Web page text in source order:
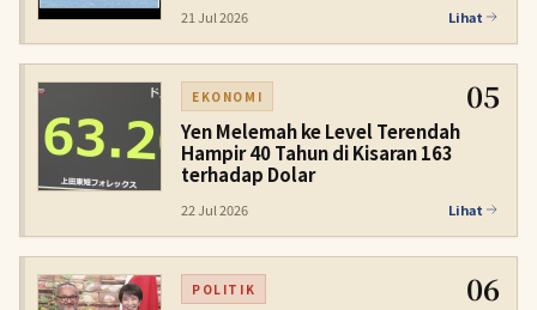
21 Jul 2026 Lihat
EKONOMI 05
Yen Melemah ke Level Terendah
Hampir 40 Tahun di Kisaran 163
terhadap Dolar
22 Jul 2026 Lihat
POLITIK 06